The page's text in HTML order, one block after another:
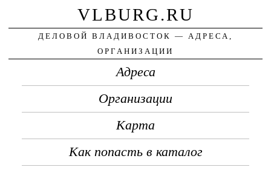
VLBURG.RU
ДЕЛОВОЙ ВЛАДИВОСТОК — АДРЕСА,
ОРГАНИЗАЦИИ
Адреса
Организации
Карта
Как попасть в каталог